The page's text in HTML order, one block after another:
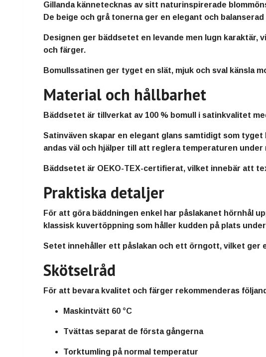
Gillanda kännetecknas av sitt naturinspirerade
De beige och grå tonerna ger en elegant och
Designen ger bäddsetet en levande men lugn
och färger.
Bomullssatinen ger tyget en slät, mjuk och sval känsla
Material och hållbarhet
Bäddsetet är tillverkat av 100 % bomull i satinkvalitet
Satinväven skapar en elegant glans samtidigt som
andas väl och hjälper till att reglera temperaturen under
Bäddsetet är OEKO-TEX-certifierat, vilket innebär att
Praktiska detaljer
För att göra bäddningen enkel har påslakanet hörnhål
klassisk kuvertöppning som håller kudden på plats
Setet innehåller ett påslakan och ett örngott, vilket ger
Skötselråd
För att bevara kvalitet och färger rekommenderas
Maskintvätt 60 °C
Tvättas separat de första gångerna
Torktumling på normal temperatur